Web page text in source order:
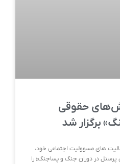
حقوقی
برگزار شد
های مسوولیت اجتماعی خود،
در دوران جنگ و پساجنگ» را